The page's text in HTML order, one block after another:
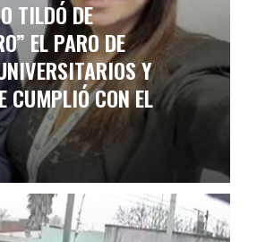
TILDÓ DE
EL PARO DE
Y
CUMPLIÓ CON EL